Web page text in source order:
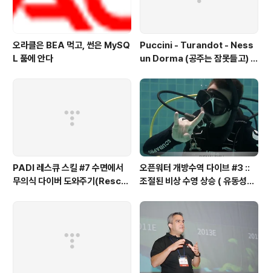
오라클은 BEA 먹고, 썬은 MySQ
L 품에 안다
Puccini - Turandot - Ness
un Dorma (공주는 잠못들고) /
PADI 레스큐 스킬 #7 수면에서
무의식 다이버 도와주기(Rescu
오픈워터 개방수역 다이브 #3 ::
조절된 비상 수영 상승 ( 유동성다